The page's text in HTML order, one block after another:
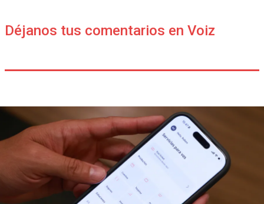
Déjanos tus comentarios en Voiz